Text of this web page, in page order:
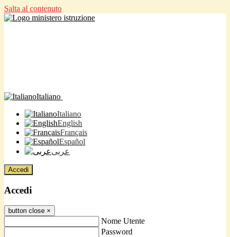
Salta al contenuto
Italiano
Italiano
English
Français
Español
عربى
Accedi
Accedi
button close ×
Nome Utente
Password